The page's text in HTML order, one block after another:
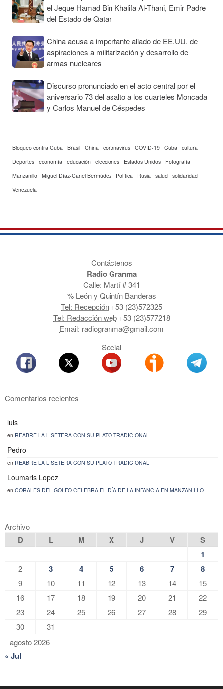
el Jeque Hamad Bin Khalifa Al-Thani, Emir Padre
del Estado de Qatar
China acusa a importante aliado de EE.UU. de
aspiraciones a militarización y desarrollo de
armas nucleares
Discurso pronunciado en el acto central por el
aniversario 73 del asalto a los cuarteles Moncada
y Carlos Manuel de Céspedes
Bloqueo contra Cuba Brasil China coronavirus COVID-19 Cuba
cultura
Deportes economía educación elecciones Estados Unidos
Fotografía
Manzanillo Miguel Díaz-Canel Bermúdez Política Rusia salud solidaridad
Venezuela
Contáctenos
Radio Granma
Calle: Martí # 341
% León y Quintín Banderas
Tel: Recepción +53 (23)572325
Tel: Redacción web+53 (23)577218
Email: radiogranma@gmail.com
Social
Comentarios recientes
luis
en REABRE LA LISETERA CON SU PLATO TRADICIONAL
Pedro
en REABRE LA LISETERA CON SU PLATO TRADICIONAL
Loumaris Lopez
en CORALES DEL GOLFO CELEBRA EL DÍA DE LA INFANCIA EN MANZANILLO
Archivo
agosto 2026
D L M X J V
S
1
2 3 4 5 6 7 8
9 10 11 12 13 14
15
16
17 18 19 20 21
22
23
24 25 26 27 28
29
30
31
« Jul